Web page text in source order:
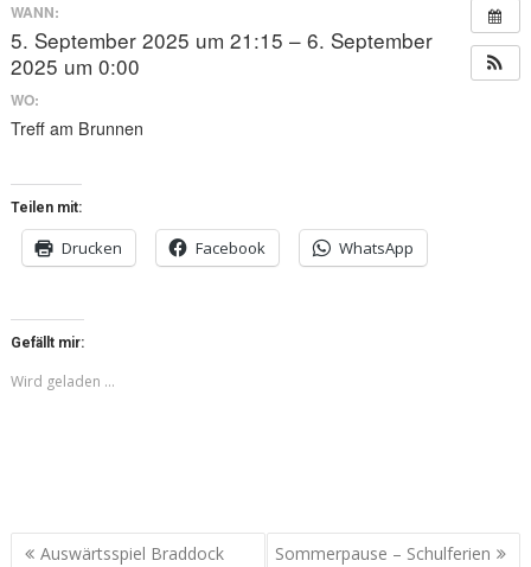
WANN:
5. September 2025 um 21:15 – 6. September
2025 um 0:00
WO:
Treff am Brunnen
Teilen mit:
Drucken Facebook WhatsApp
Gefällt mir:
Wird geladen …
Beitragsnavigation
Auswärtsspiel Braddock
Sommerpause – Schulferien